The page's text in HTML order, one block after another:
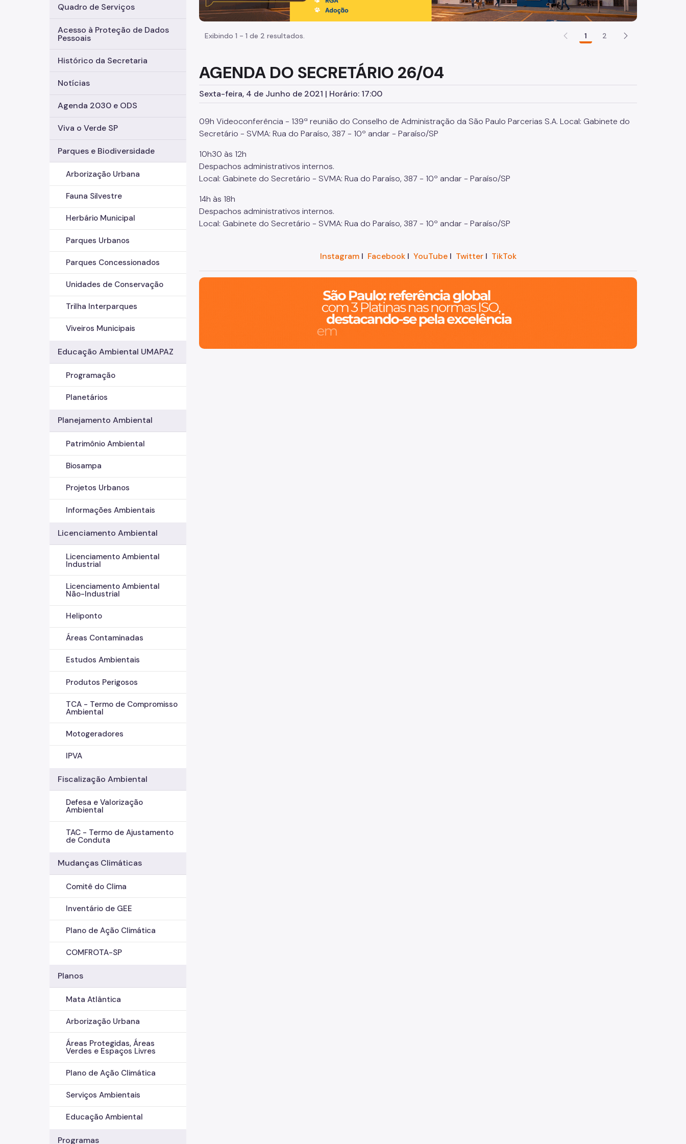
Quadro de Serviços
Acesso à Proteção de Dados
Pessoais
Histórico da Secretaria
Notícias
Agenda 2030 e ODS
Viva o Verde SP
Parques e Biodiversidade
Arborização Urbana
Fauna Silvestre
Herbário Municipal
Parques Urbanos
Parques Concessionados
Unidades de Conservação
Trilha Interparques
Viveiros Municipais
Educação Ambiental UMAPAZ
Programação
Planetários
Planejamento Ambiental
Patrimônio Ambiental
Biosampa
Projetos Urbanos
Informações Ambientais
Licenciamento Ambiental
Licenciamento Ambiental
Industrial
Licenciamento Ambiental
Não-Industrial
Heliponto
Áreas Contaminadas
Estudos Ambientais
Produtos Perigosos
TCA - Termo de Compromisso
Ambiental
Motogeradores
IPVA
Fiscalização Ambiental
Defesa e Valorização
Ambiental
TAC - Termo de Ajustamento
de Conduta
Mudanças Climáticas
Comitê do Clima
Inventário de GEE
Plano de Ação Climática
COMFROTA-SP
Planos
Mata Atlântica
Arborização Urbana
Áreas Protegidas, Áreas
Verdes e Espaços Livres
Plano de Ação Climática
Serviços Ambientais
Educação Ambiental
Programas
Exibindo 1 - 1 de 2 resultados. 1 2
AGENDA DO SECRETÁRIO 26/04
Sexta-feira, 4 de Junho de 2021 | Horário: 17:00
09h Videoconferência - 139ª reunião do Conselho de Administração da São Paulo Parcerias S.A. Local: Gabinete do
Secretário - SVMA: Rua do Paraíso, 387 - 10º andar - Paraíso/SP
10h30 às 12h
Despachos administrativos internos.
Local: Gabinete do Secretário - SVMA: Rua do Paraíso, 387 - 10º andar - Paraíso/SP
14h às 18h
Despachos administrativos internos.
Local: Gabinete do Secretário - SVMA: Rua do Paraíso, 387 - 10º andar - Paraíso/SP
InstagramI FacebookI YouTubeI TwitterI TikTok
São Paulo, cidade inteligente, resiliente e sustentável